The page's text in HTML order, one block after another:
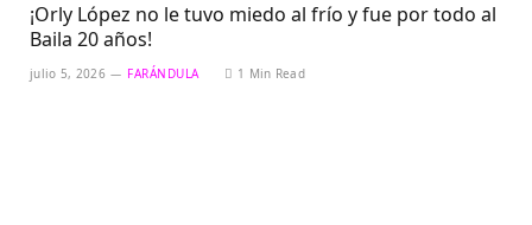
¡Orly López no le tuvo miedo al frío y fue por todo al
Baila 20 años!
julio 5, 2026 FARÁNDULA 1 Min Read